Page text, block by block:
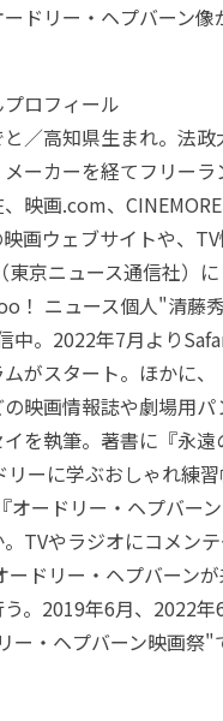
ドリー・ヘプバーン像
ロフィール
／高知県生まれ。法
ーカーを経てフリーラ
映画.com、
映画ウェブサイトや、
東京ニュース通信社）
！ ニュース個人"清藤
中。2022年7月より
がスタート。ほかに、
映画情報誌や劇場用
を執筆。著書に『永遠
リーに学ぶおしゃれ練
ードリー・ヘプバーン
。TVやラジオにコメン
ードリー・ヘプバーン
。2019年6月、2022
ー・ヘプバーン映画祭"